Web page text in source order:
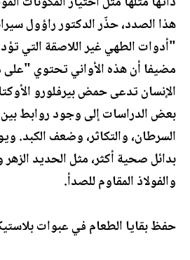
هذا الصدد، حذّر الدكتور راؤول
"أدوات الطهي غير اللاصقة التي
مضيفا أن هذه الأواني تحتوي "على
الإنسان تدعى حمض بيرفلورو
بعض الدراسات إلى وجود روابط
السرطان، والتكاثر، وضعف الكبد.
بدائل صحية أكثر، مثل الحديد
والفولاذ المقاوم للصدأ.
حفظ بقايا الطعام في عبوات